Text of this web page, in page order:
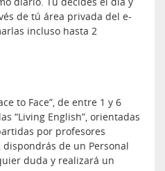
de tú área privada del e-
incluso hasta 2
to Face”, de entre 1 y 6
“Living English”, orientadas
por profesores
de un Personal
duda y realizará un